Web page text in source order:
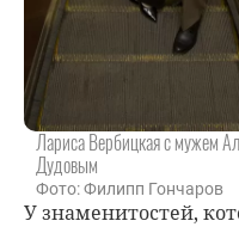
Лариса Вербицкая с мужем
Дудовым
Фото: Филипп Гончаров
У знаменитостей,